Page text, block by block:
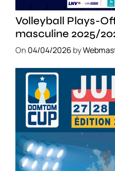
Volleyball Plays-
masculine 2025/
On 04/04/2026 by